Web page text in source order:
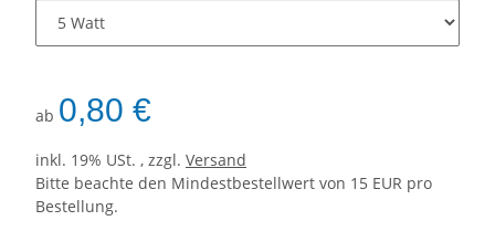
ab 0,80 €
inkl. 19% USt. , zzgl. Versand
Bitte beachte den Mindestbestellwert von 15 EUR pro
Bestellung.